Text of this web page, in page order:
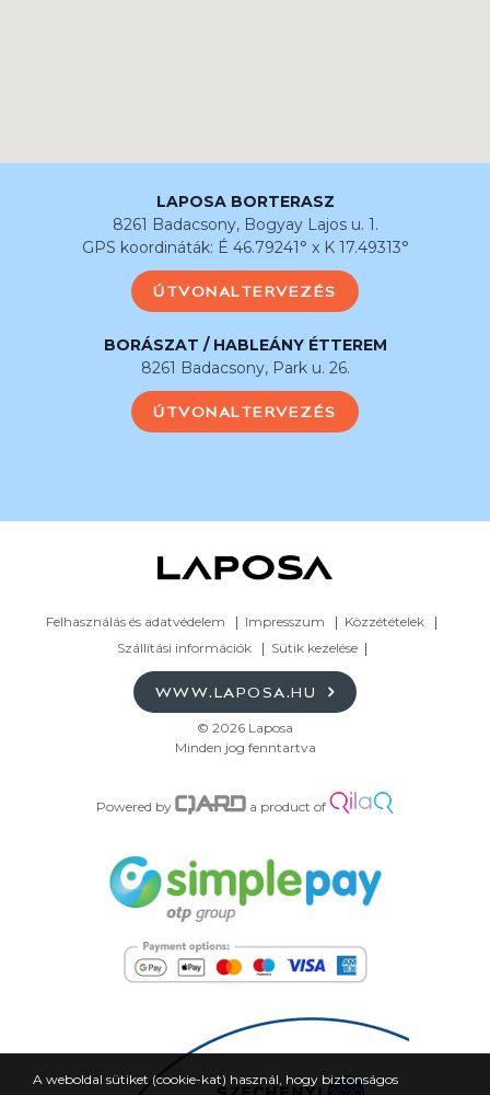
LAPOSA BORTERASZ
8261 Badacsony, Bogyay Lajos u. 1.
GPS koordináták: É 46.79241° x K 17.49313°
ÚTVONALTERVEZÉS
BORÁSZAT / HABLEÁNY ÉTTEREM
8261 Badacsony, Park u. 26.
ÚTVONALTERVEZÉS
Felhasználás és adatvédelem Impresszum
Közzétételek
Szállítási információk
Sütik kezelése
WWW.LAPOSA.HU
© 2026 Laposa
Minden jog fenntartva
Powered by a product of
A weboldal sütiket (cookie-kat) használ, hogy biztonságos